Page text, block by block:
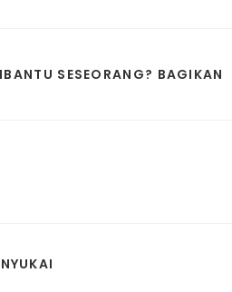
SESEORANG? BAGIKAN